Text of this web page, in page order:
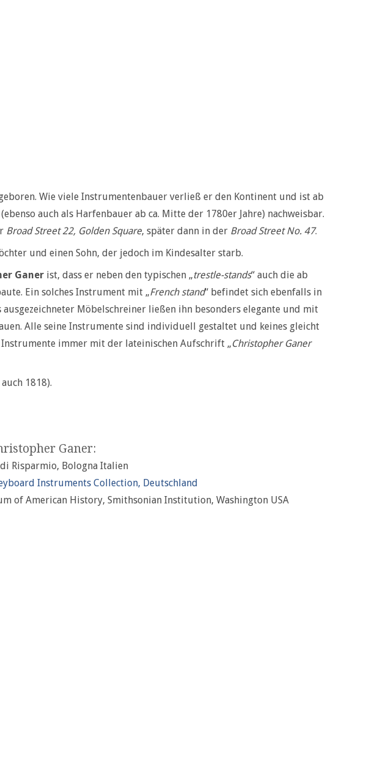
Wie viele Instrumentenbauer verließ er den Kontinent und ist ab
auch als Harfenbauer ab ca. Mitte der 1780er Jahre) nachweisbar.
Broad Street 22, Golden Square, später dann in der Broad Street No. 47.
und einen Sohn, der jedoch im Kindesalter starb.
Ganerist, dass er neben den typischen „trestle-stands“ auch die ab
Ein solches Instrument mit „French stand“ befindet sich ebenfalls in
ausgezeichneter Möbelschreiner ließen ihn besonders elegante und mit
Alle seine Instrumente sind individuell gestaltet und keines gleicht
immer mit der lateinischen Aufschrift „Christopher Ganer
1818).
Ganer:
di Risparmio, Bologna Italien
Instruments Collection, Deutschland
of American History, Smithsonian Institution, Washington USA